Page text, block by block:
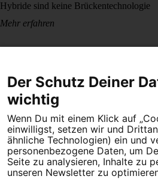
Hybride sind keine Brückentechnologie
Mehr erfahren
Dein Engagement macht den
Millionen Menschen an.
Newsletter bestellen
Der Schutz Deiner
wichtig
Wenn Du mit einem Klick auf
einwilligst, setzen wir und
ähnliche Technologien) ein und
personenbezogene Daten, um
Seite zu analysieren, Inhalte zu
unseren Newsletter zu